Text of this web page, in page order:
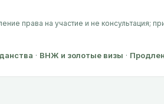
права на участие и не консультация;
· ВНЖ и золотые визы ·